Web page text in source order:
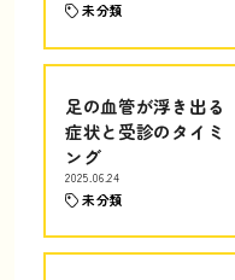
未分類
足の血管が浮き出る
症状と受診のタイミ
ング
2025.06.24
未分類